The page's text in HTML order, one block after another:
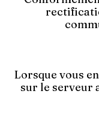
Lorsque vous
sur le serveur